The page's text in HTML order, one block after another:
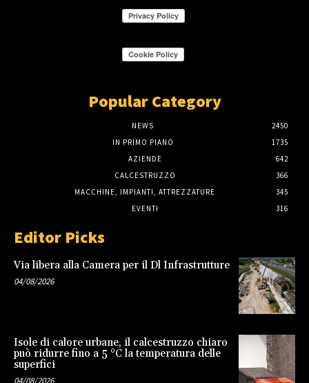
Popular Category
NEWS
2450
IN PRIMO PIANO
1735
AZIENDE
642
CALCESTRUZZO
366
MACCHINE, IMPIANTI, ATTREZZATURE
345
EVENTI
316
Editor Picks
Via libera alla Camera per il Dl Infrastrutture
04/08/2026
Isole di calore urbane, il calcestruzzo chiaro
può ridurre fino a 5 °C la temperatura delle
superfici
04/08/2026